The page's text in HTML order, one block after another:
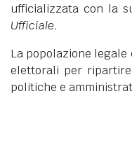
ufficializzata con la
Ufficiale.
La popolazione
elettorali per
politiche e